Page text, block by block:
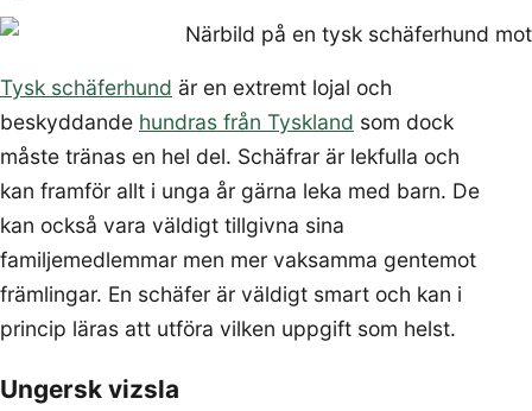
Tysk schäferhund är en extremt lojal och
beskyddande hundras från Tyskland som dock
måste tränas en hel del. Schäfrar är lekfulla och
kan framför allt i unga år gärna leka med barn. De
kan också vara väldigt tillgivna sina
familjemedlemmar men mer vaksamma gentemot
främlingar. En schäfer är väldigt smart och kan i
princip läras att utföra vilken uppgift som helst.
Ungersk vizsla